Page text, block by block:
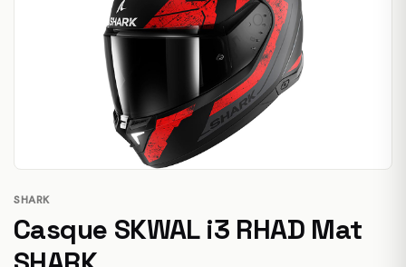
SHARK
Casque SKWAL i3 RHAD Mat